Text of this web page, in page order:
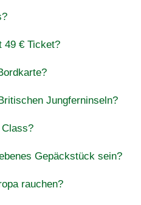
49 € Ticket?
Jungferninseln?
Gepäckstück sein?
rauchen?